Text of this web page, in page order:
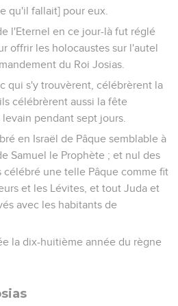
qu'il fallait] pour eux.
l'Eternel en ce jour-là fut réglé
offrir les holocaustes sur l'autel
du Roi Josias.
qui s'y trouvèrent, célébrèrent la
célébrèrent aussi la fête
pendant sept jours.
en Israël de Pâque semblable à
Samuel le Prophète ; et nul des
célébré une telle Pâque comme fit
et les Lévites, et tout Juda et
avec les habitants de
la dix-huitième année du règne